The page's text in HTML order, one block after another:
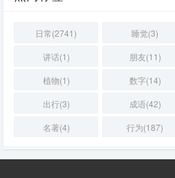
日常(2741) 睡觉(3)
讲话(1)
朋友(11)
植物(1)
数字(14)
出行(3)
成语(42)
名著(4)
行为(187)